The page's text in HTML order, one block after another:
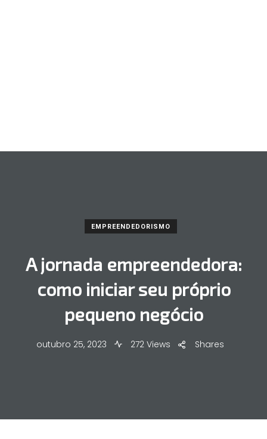
EMPREENDEDORISMO
A jornada empreendedora:
como iniciar seu próprio
pequeno negócio
outubro 25, 2023 272 Views Shares